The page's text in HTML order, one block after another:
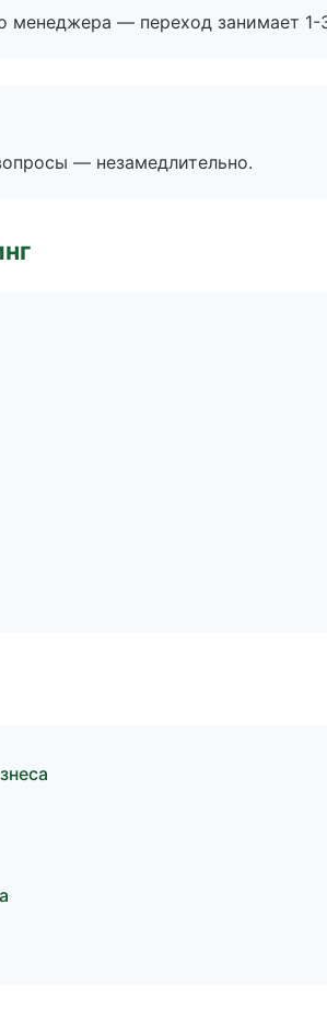
менеджера — переход занимает 1-
— незамедлительно.